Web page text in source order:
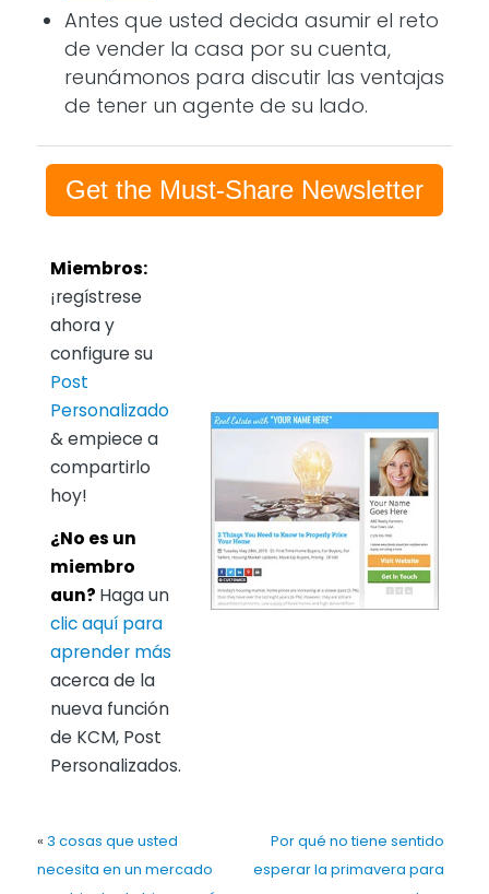
Antes que usted decida asumir el reto
de vender la casa por su cuenta,
reunámonos para discutir las ventajas
de tener un agente de su lado.
Get the Must-Share Newsletter
Miembros:
¡regístrese
ahora y
configure su
Post
Personalizado
& empiece a
compartirlo
hoy!
¿No es un
miembro
aun? Haga un
clic aquí para
aprender más
acerca de la
nueva función
de KCM, Post
Personalizados.
« 3 cosas que usted
necesita en un mercado
Por qué no tiene sentido
esperar la primavera para